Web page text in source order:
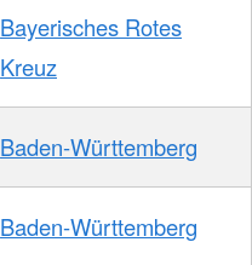
Bayerisches Rotes
Kreuz
Baden-Württemberg
Baden-Württemberg